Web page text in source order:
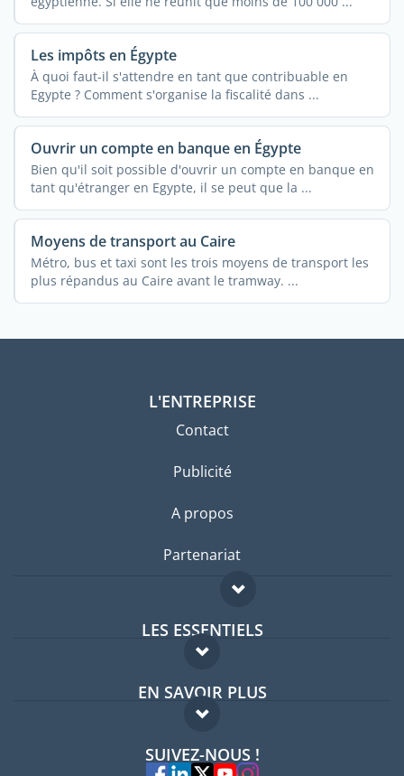
Les impôts en Égypte
À quoi faut-il s'attendre en tant que contribuable en
Egypte ? Comment s'organise la fiscalité dans ...
Ouvrir un compte en banque en Égypte
Bien qu'il soit possible d'ouvrir un compte en banque en
tant qu'étranger en Egypte, il se peut que la ...
Moyens de transport au Caire
Métro, bus et taxi sont les trois moyens de transport les
plus répandus au Caire avant le tramway. ...
L'ENTREPRISE
Contact
Publicité
A propos
Partenariat
LES ESSENTIELS
Forum expatriés
Guides pays
EN SAVOIR PLUS
FAQ
Experts
SUIVEZ-NOUS !